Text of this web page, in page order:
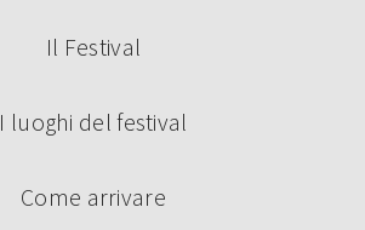
Il Festival
I luoghi del festival
Come arrivare